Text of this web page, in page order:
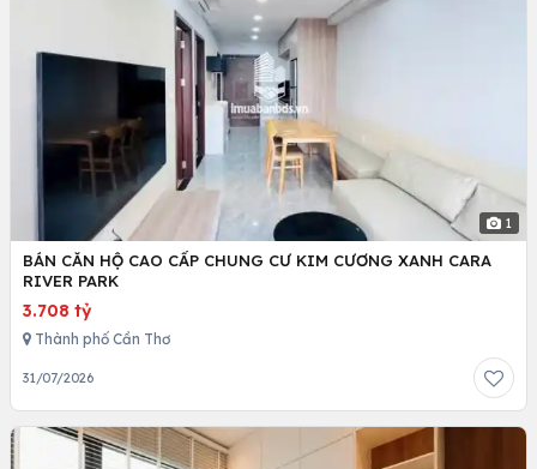
1
BÁN CĂN HỘ CAO CẤP CHUNG CƯ KIM CƯƠNG XANH CARA
RIVER PARK
3.708 tỷ
Thành phố Cần Thơ
31/07/2026